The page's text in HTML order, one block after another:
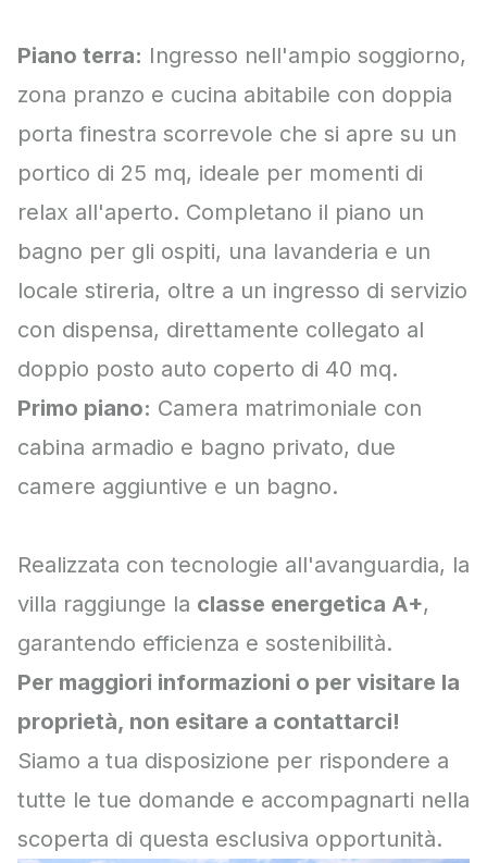
Piano terra: Ingresso nell'ampio soggiorno,
zona pranzo e cucina abitabile con doppia
porta finestra scorrevole che si apre su un
portico di 25 mq, ideale per momenti di
relax all'aperto. Completano il piano un
bagno per gli ospiti, una lavanderia e un
locale stireria, oltre a un ingresso di servizio
con dispensa, direttamente collegato al
doppio posto auto coperto di 40 mq.
Primo piano: Camera matrimoniale con
cabina armadio e bagno privato, due
camere aggiuntive e un bagno.
Realizzata con tecnologie all'avanguardia, la
villa raggiunge la classe energetica A+,
garantendo efficienza e sostenibilità.
Per maggiori informazioni o per visitare la
proprietà, non esitare a contattarci!
Siamo a tua disposizione per rispondere a
tutte le tue domande e accompagnarti nella
scoperta di questa esclusiva opportunità.